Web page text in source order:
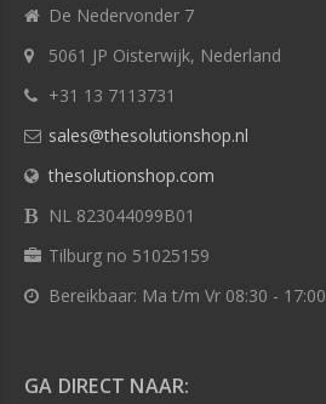
De Nedervonder 7
5061 JP Oisterwijk, Nederland
+31 13 7113731
sales@thesolutionshop.nl
thesolutionshop.com
NL 823044099B01
Tilburg no 51025159
Bereikbaar: Ma t/m Vr 08:30 - 17:00
GA DIRECT NAAR: